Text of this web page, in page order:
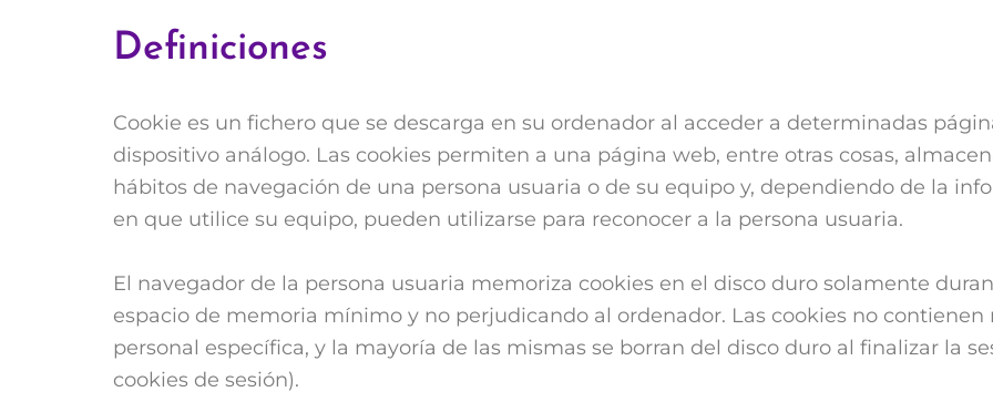
Definiciones
Cookie es un fichero que se descarga en su ordenador al acceder a determinadas
dispositivo análogo. Las cookies permiten a una página web, entre otras cosas,
hábitos de navegación de una persona usuaria o de su equipo y, dependiendo de la
en que utilice su equipo, pueden utilizarse para reconocer a la persona usuaria.
El navegador de la persona usuaria memoriza cookies en el disco duro solamente
espacio de memoria mínimo y no perjudicando al ordenador. Las cookies no
personal específica, y la mayoría de las mismas se borran del disco duro al finalizar la
cookies de sesión).